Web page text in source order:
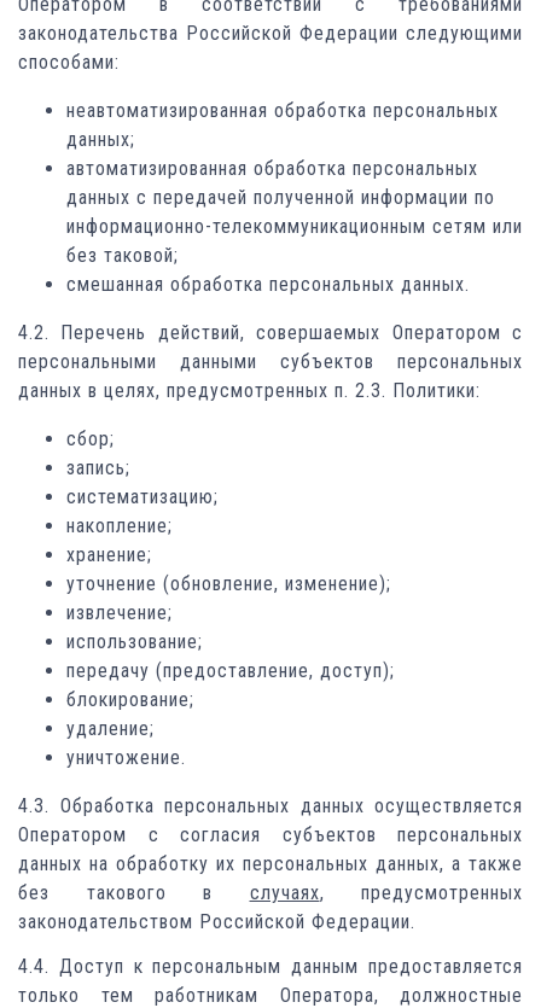
законодательства Российской Федерации следующими
способами:
неавтоматизированная обработка персональных
данных;
автоматизированная обработка персональных
данных с передачей полученной информации по
информационно-телекоммуникационным сетям или
без таковой;
смешанная обработка персональных данных.
4.2. Перечень действий, совершаемых Оператором с
персональными данными субъектов персональных
данных в целях, предусмотренных п. 2.3. Политики:
сбор;
запись;
систематизацию;
накопление;
хранение;
уточнение (обновление, изменение);
извлечение;
использование;
передачу (предоставление, доступ);
блокирование;
удаление;
уничтожение.
4.3. Обработка персональных данных осуществляется
Оператором с согласия субъектов персональных
данных на обработку их персональных данных, а также
без такового в случаях, предусмотренных
законодательством Российской Федерации.
4.4. Доступ к персональным данным предоставляется
только тем работникам Оператора, должностные